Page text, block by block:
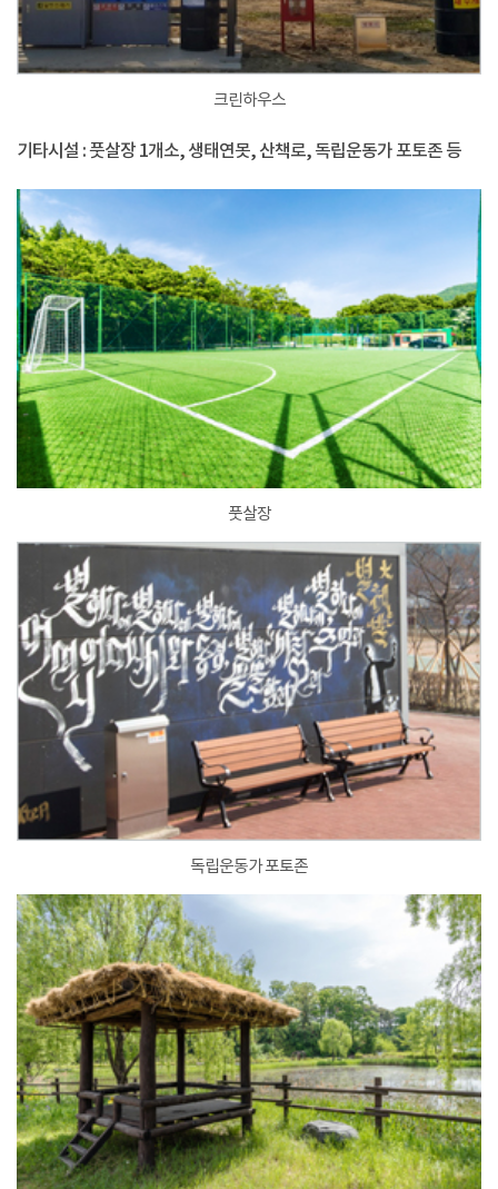
크린하우스
기타시설 : 풋살장 1개소, 생태연못, 산책로, 독립운동가 포토존 등
풋살장
독립운동가 포토존